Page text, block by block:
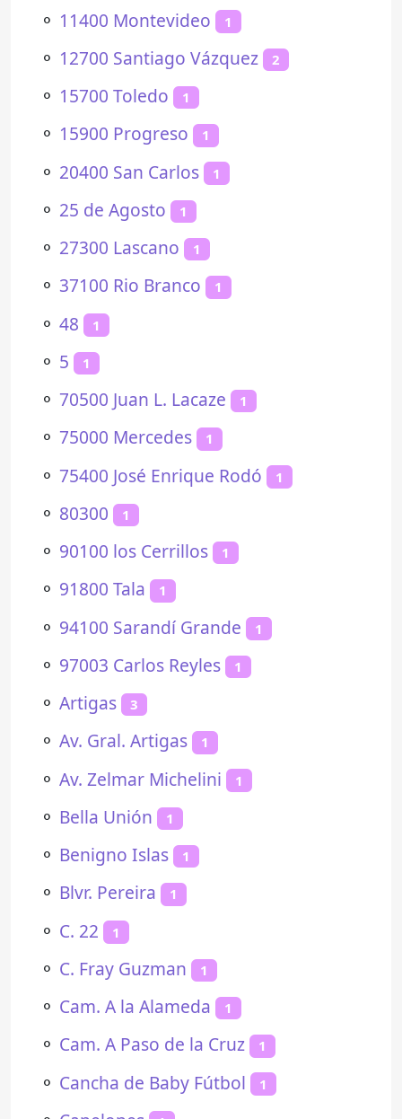
⚬ 11400 Montevideo 1
⚬ 12700 Santiago Vázquez 2
⚬ 15700 Toledo 1
⚬ 15900 Progreso 1
⚬ 20400 San Carlos 1
⚬ 25 de Agosto 1
⚬ 27300 Lascano 1
⚬ 37100 Rio Branco 1
⚬ 48 1
⚬ 5 1
⚬ 70500 Juan L. Lacaze 1
⚬ 75000 Mercedes 1
⚬ 75400 José Enrique Rodó 1
⚬ 80300 1
⚬ 90100 los Cerrillos 1
⚬ 91800 Tala 1
⚬ 94100 Sarandí Grande 1
⚬ 97003 Carlos Reyles 1
⚬ Artigas 3
⚬ Av. Gral. Artigas 1
⚬ Av. Zelmar Michelini 1
⚬ Bella Unión 1
⚬ Benigno Islas 1
⚬ Blvr. Pereira 1
⚬ C. 22 1
⚬ C. Fray Guzman 1
⚬ Cam. A la Alameda 1
⚬ Cam. A Paso de la Cruz 1
⚬ Cancha de Baby Fútbol 1